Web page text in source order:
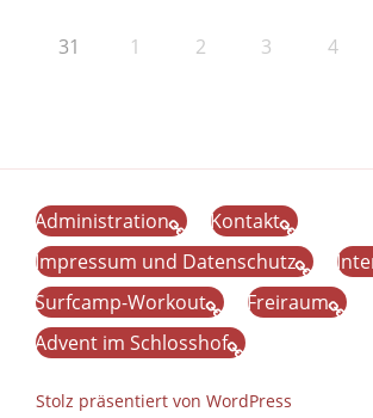
31 1 2 3 4
Administration
Kontakt
Impressum und Datenschutz
Surfcamp-Workout
Freiraum
Advent im Schlosshof
Stolz präsentiert von WordPress